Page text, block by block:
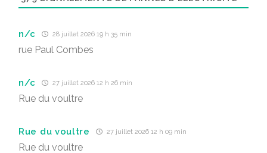
n/c 28 juillet 2026 19 h 35 min
rue Paul Combes
n/c 27 juillet 2026 12 h 26 min
Rue du voultre
Rue du voultre 27 juillet 2026 12 h 09 min
Rue du voultre